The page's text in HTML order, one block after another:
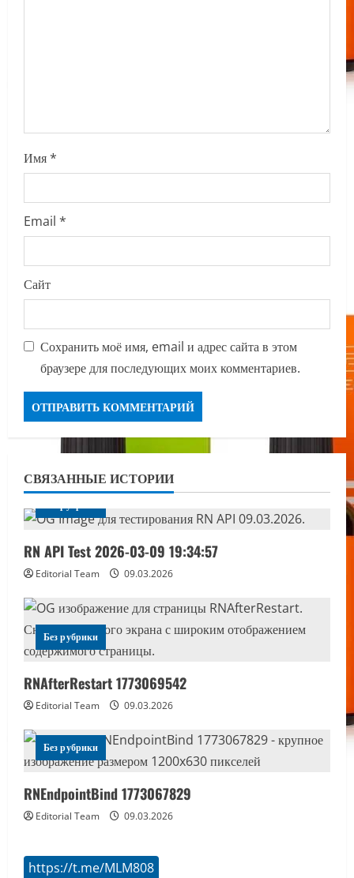
Имя*
Email *
Сайт
Сохранить моё имя, email и адрес сайта в этом
браузере для последующих моих комментариев.
СВЯЗАННЫЕ ИСТОРИИ
RN API Test 2026-03-09 19:34:57
Editorial Team 09.03.2026
Без рубрики
RNAfterRestart 1773069542
Editorial Team 09.03.2026
Без рубрики
RNEndpointBind 1773067829
Editorial Team 09.03.2026
https://t.me/MLM808